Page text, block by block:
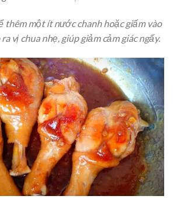
thêm một ít nước chanh hoặc giấm vào
vị chua nhẹ, giúp giảm cảm giác ngấy.